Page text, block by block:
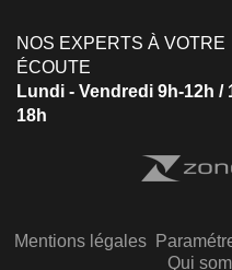
NOS EXPERTS À VOTRE
ÉCOUTE
Lundi - Vendredi 9h-12h /
18h
Mentions légales
Qui